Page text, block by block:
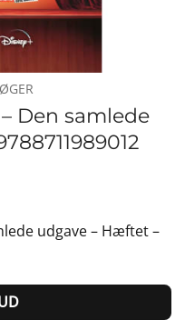
Den samlede
aktuelle
kr..
udgave – Hæftet –